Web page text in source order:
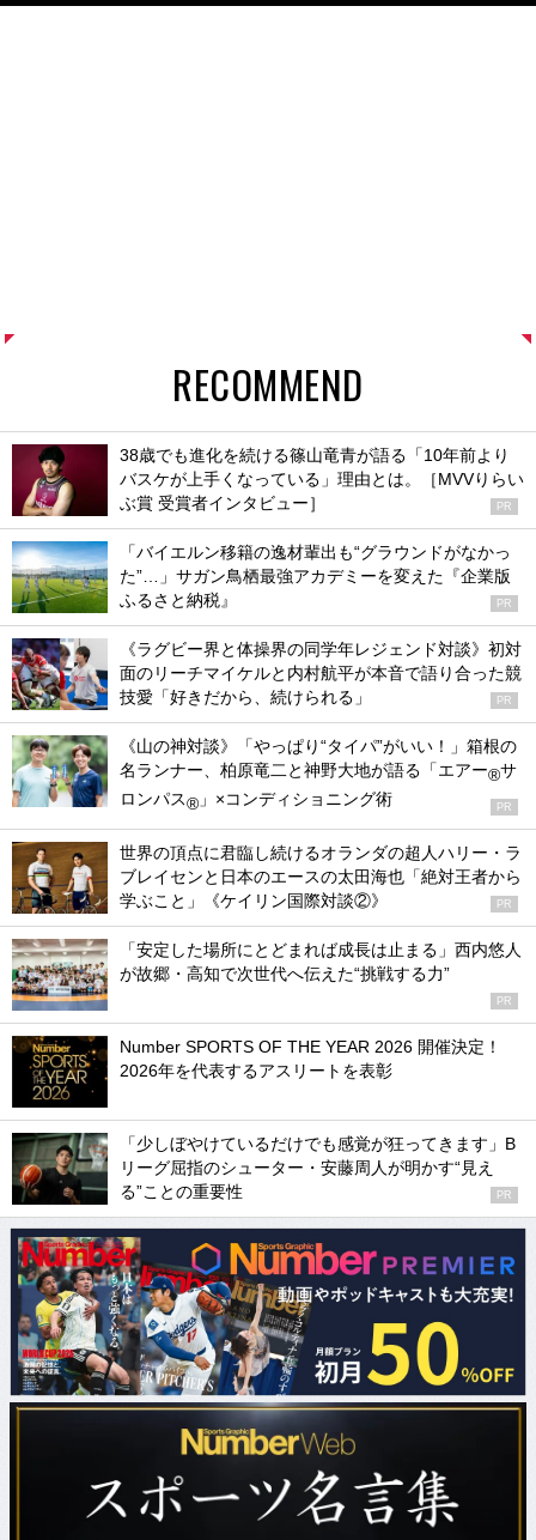
RECOMMEND
38歳でも進化を続ける篠山竜青が語る「10年前より
バスケが上手くなっている」理由とは。［MVVりらい
ぶ賞 受賞者インタビュー］
PR
「バイエルン移籍の逸材輩出も“グラウンドがなかっ
た”…」サガン鳥栖最強アカデミーを変えた『企業版
ふるさと納税』
PR
《ラグビー界と体操界の同学年レジェンド対談》初対
面のリーチマイケルと内村航平が本音で語り合った競
技愛「好きだから、続けられる」
PR
《山の神対談》「やっぱり“タイパ”がいい！」箱根の
名ランナー、柏原竜二と神野大地が語る「エアー®サ
ロンパス® 」×コンディショニング術 PR
世界の頂点に君臨し続けるオランダの超人ハリー・ラ
ブレイセンと日本のエースの太田海也「絶対王者から
学ぶこと」《ケイリン国際対談②》
PR
「安定した場所にとどまれば成長は止まる」西内悠人
が故郷・高知で次世代へ伝えた“挑戦する力”
PR
Number SPORTS OF THE YEAR 2026 開催決定！
2026年を代表するアスリートを表彰
「少しぼやけているだけでも感覚が狂ってきます」B
リーグ屈指のシューター・安藤周人が明かす“見え
る”ことの重要性
PR